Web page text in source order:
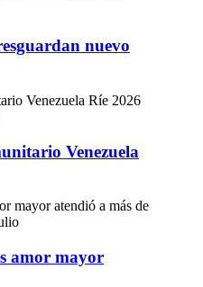
nuevo
Venezuela
amor mayor